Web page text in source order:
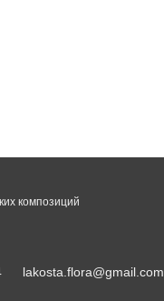
lakosta.flora@gmail.com